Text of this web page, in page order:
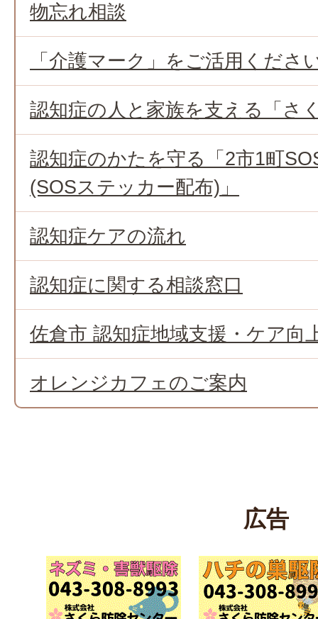
物忘れ相談
「介護マーク」をご活用くださ
認知症の人と家族を支える「さ
認知症のかたを守る「2市1町
(SOSステッカー配布)」
認知症ケアの流れ
認知症に関する相談窓口
佐倉市 認知症地域支援・ケア向
オレンジカフェのご案内
広告